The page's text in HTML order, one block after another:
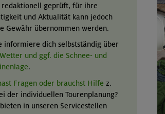
redaktionell geprüft, für ihre
und Aktualität kann jedoch
Gewähr übernommen werden.
informiere dich selbstständig über
Wetter und ggf. die Schnee- und
.
Fragen oder brauchst Hilfe z.
der individuellen Tourenplanung?
in unseren Servicestellen